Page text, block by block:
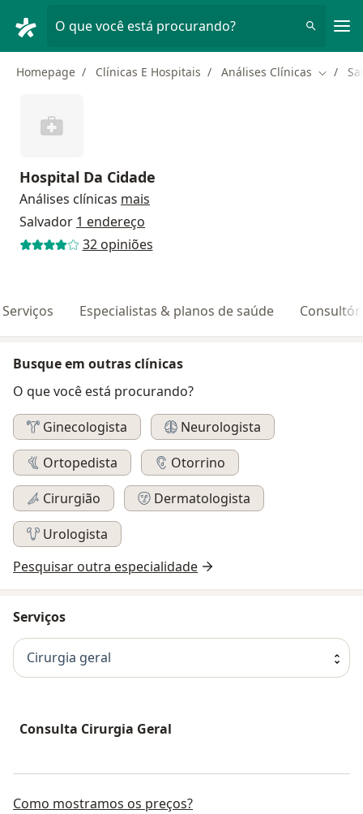
O que você está procurando?
Homepage Clínicas E Hospitais Análises Clínicas Mudar
Hospital Da Cidade
Análises clínicas mais
Salvador 1 endereço
32 opiniões
Serviços Especialistas & planos de saúde
Busque em outras clínicas
O que você está procurando?
Ginecologista
Neurologista
Ortopedista
Otorrino
Cirurgião
Dermatologista
Urologista
Pesquisar outra especialidade
Serviços
Cirurgia geral
Consulta Cirurgia Geral
Como mostramos os preços?